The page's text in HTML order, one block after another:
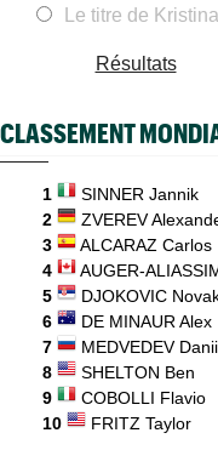
WTA - Toronto
US Open (Q)
US Open (Q)
Sept Françaises
protégée
Le titre de
Résultats
CLASSEMENT
1 SINNER Jannik
2
ZVEREV
3
ALCARAZ Carlos
4
AUGER-
5
DJOKOVIC
6
DE MINAUR Alex
7
MEDVEDEV
8
SHELTON Ben
9
COBOLLI Flavio
10
FRITZ Taylor